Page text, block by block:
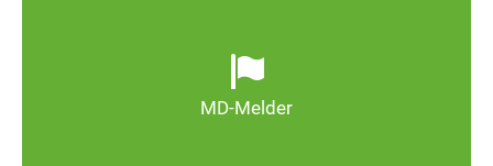
MD-Melder
wild entsorgter Müll. Melden Sie Mängel, damit
Magdeburg schöner und lebenswerter wird.